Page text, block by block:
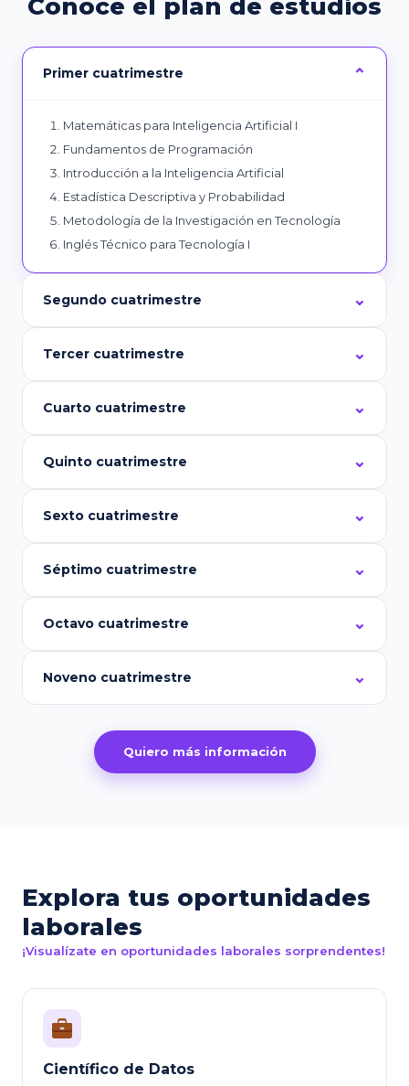
Conoce el plan de estudios
Primer cuatrimestre
Matemáticas para Inteligencia Artificial I
Fundamentos de Programación
Introducción a la Inteligencia Artificial
Estadística Descriptiva y Probabilidad
Metodología de la Investigación en Tecnología
Inglés Técnico para Tecnología I
Segundo cuatrimestre
Tercer cuatrimestre
Cuarto cuatrimestre
Quinto cuatrimestre
Sexto cuatrimestre
Séptimo cuatrimestre
Octavo cuatrimestre
Noveno cuatrimestre
Quiero más información
Explora tus oportunidades
laborales
¡Visualízate en oportunidades laborales sorprendentes!
Científico de Datos